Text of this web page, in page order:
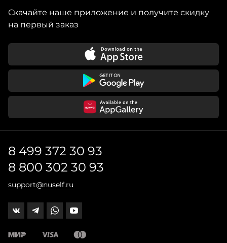
Скачайте наше приложение и получите скидку
на первый заказ
8 499 372 30 93
8 800 302 30 93
support@nuself.ru